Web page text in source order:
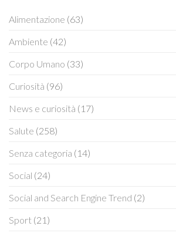
Alimentazione (63)
Ambiente (42)
Corpo Umano (33)
Curiosità (96)
News e curiosità (17)
Salute (258)
Senza categoria (14)
Social (24)
Social and Search Engine Trend (2)
Sport (21)